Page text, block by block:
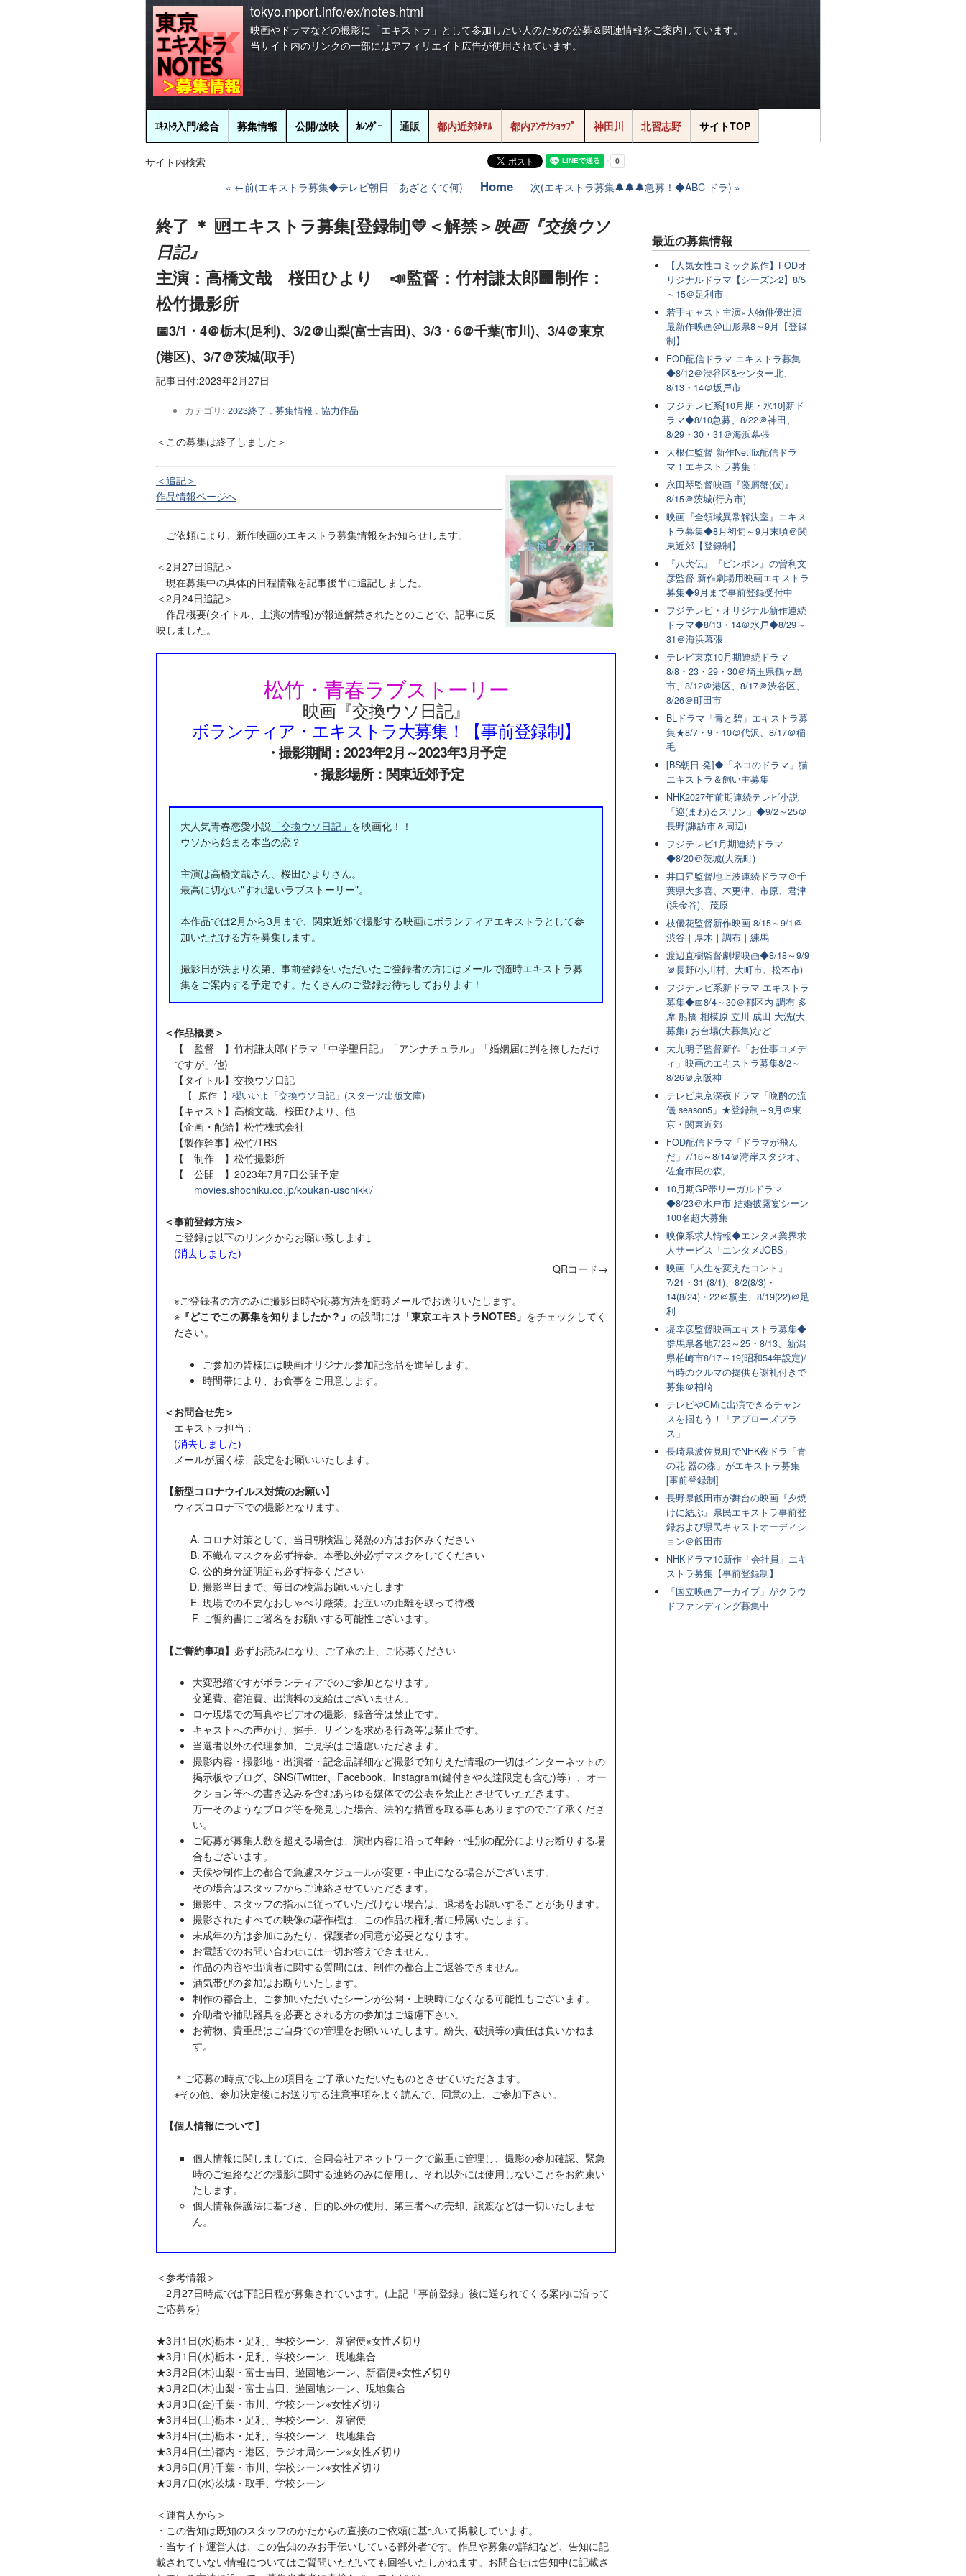
tokyo.mport.info/ex/notes.html
映画やドラマなどの撮影に「エキストラ」として参加したい人のための公募＆関連情報をご案内しています。
当サイト内のリンクの一部にはアフィリエイト広告が使用されています。
ｴｷｽﾄﾗ入門/総合 募集情報 公開/放映 ｶﾚﾝﾀﾞｰ 通販 都内近郊ﾎﾃﾙ 都内ｱﾝﾃﾅｼｮｯﾌﾟ 神田川 北習志野 サイトTOP
サイト内検索
←前(エキストラ募集◆テレビ朝日「あざとくて何)
Home 次(エキストラ募集🔔🔔🔔急募！◆ABC ドラ)
終了 ＊ 🆙エキストラ募集[登録制]💛＜解禁＞映画『交換ウソ
日記』
主演：高橋文哉 桜田ひより 📣監督：竹村謙太郎🏢制作：
松竹撮影所
📅3/1・4＠栃木(足利)、3/2＠山梨(富士吉田)、3/3・6＠千葉(市川)、3/4＠東京
(港区)、3/7＠茨城(取手)
記事日付:2023年2月27日
カテゴリ: 2023終了 , 募集情報 , 協力作品
＜この募集は終了しました＞
＜追記＞
作品情報ページへ
ご依頼により、新作映画のエキストラ募集情報をお知らせします。
＜2月27日追記＞
現在募集中の具体的日程情報を記事後半に追記しました。
＜2月24日追記＞
作品概要(タイトル、主演の情報)が報道解禁されたとのことで、記事に反
映しました。
松竹・青春ラブストーリー
映画『交換ウソ日記』
ボランティア・エキストラ大募集！【事前登録制】
・撮影期間：2023年2月～2023年3月予定
・撮影場所：関東近郊予定
大人気青春恋愛小説 「交換ウソ日記」 を映画化！！
ウソから始まる本当の恋？
主演は高橋文哉さん、桜田ひよりさん。
最高に切ない"すれ違いラブストーリー"。
本作品では2月から3月まで、関東近郊で撮影する映画にボランティアエキストラとして参
加いただける方を募集します。
撮影日が決まり次第、事前登録をいただいたご登録者の方にはメールで随時エキストラ募
集をご案内する予定です。たくさんのご登録お待ちしております！
＜作品概要＞
【 監督 】竹村謙太郎(ドラマ「中学聖日記」「アンナチュラル」「婚姻届に判を捺しただけ
ですが」他)
【タイトル】交換ウソ日記
【 原作 】 櫻いいよ「交換ウソ日記」(スターツ出版文庫)
【キャスト】高橋文哉、桜田ひより、他
【企画・配給】松竹株式会社
【製作幹事】松竹/TBS
【 制作 】松竹撮影所
【 公開 】2023年7月7日公開予定
movies.shochiku.co.jp/koukan-usonikki/
＜事前登録方法＞
ご登録は以下のリンクからお願い致します↓
(消去しました)
QRコード→
※ご登録者の方のみに撮影日時や応募方法を随時メールでお送りいたします。
※ 『どこでこの募集を知りましたか？』 の設問には 「東京エキストラNOTES」 をチェックしてく
ださい。
ご参加の皆様には映画オリジナル参加記念品を進呈します。
時間帯により、お食事をご用意します。
＜お問合せ先＞
エキストラ担当：
(消去しました)
メールが届く様、設定をお願いいたします。
【新型コロナウイルス対策のお願い】
ウィズコロナ下での撮影となります。
コロナ対策として、当日朝検温し発熱の方はお休みください
不織布マスクを必ず持参。本番以外必ずマスクをしてください
公的身分証明証も必ず持参ください
撮影当日まで、毎日の検温お願いいたします
現場での不要なおしゃべり厳禁。お互いの距離を取って待機
ご誓約書にご署名をお願いする可能性ございます。
【ご誓約事項】 必ずお読みになり、ご了承の上、ご応募ください
大変恐縮ですがボランティアでのご参加となります。
交通費、宿泊費、出演料の支給はございません。
ロケ現場での写真やビデオの撮影、録音等は禁止です。
キャストへの声かけ、握手、サインを求める行為等は禁止です。
当選者以外の代理参加、ご見学はご遠慮いただきます。
撮影内容・撮影地・出演者・記念品詳細など撮影で知りえた情報の一切はインターネットの
掲示板やブログ、SNS(Twitter、Facebook、Instagram(鍵付きや友達限定も含む)等）、オー
クション等への書き込みを含むあらゆる媒体での公表を禁止とさせていただきます。
万一そのようなブログ等を発見した場合、法的な措置を取る事もありますのでご了承くださ
い。
ご応募が募集人数を超える場合は、演出内容に沿って年齢・性別の配分によりお断りする場
合もございます。
天候や制作上の都合で急遽スケジュールが変更・中止になる場合がございます。
その場合はスタッフからご連絡させていただきます。
撮影中、スタッフの指示に従っていただけない場合は、退場をお願いすることがあります。
撮影されたすべての映像の著作権は、この作品の権利者に帰属いたします。
未成年の方は参加にあたり、保護者の同意が必要となります。
お電話でのお問い合わせには一切お答えできません。
作品の内容や出演者に関する質問には、制作の都合上ご返答できません。
酒気帯びの参加はお断りいたします。
制作の都合上、ご参加いただいたシーンが公開・上映時になくなる可能性もございます。
介助者や補助器具を必要とされる方の参加はご遠慮下さい。
お荷物、貴重品はご自身での管理をお願いいたします。紛失、破損等の責任は負いかねま
す。
＊ご応募の時点で以上の項目をご了承いただいたものとさせていただきます。
※その他、参加決定後にお送りする注意事項をよく読んで、同意の上、ご参加下さい。
【個人情報について】
個人情報に関しましては、合同会社アネットワークで厳重に管理し、撮影の参加確認、緊急
時のご連絡などの撮影に関する連絡のみに使用し、それ以外には使用しないことをお約束い
たします。
個人情報保護法に基づき、目的以外の使用、第三者への売却、譲渡などは一切いたしませ
ん。
＜参考情報＞
2月27日時点では下記日程が募集されています。(上記「事前登録」後に送られてくる案内に沿って
ご応募を)
★3月1日(水)栃木・足利、学校シーン、新宿便※女性〆切り
★3月1日(水)栃木・足利、学校シーン、現地集合
★3月2日(木)山梨・富士吉田、遊園地シーン、新宿便※女性〆切り
★3月2日(木)山梨・富士吉田、遊園地シーン、現地集合
★3月3日(金)千葉・市川、学校シーン※女性〆切り
★3月4日(土)栃木・足利、学校シーン、新宿便
★3月4日(土)栃木・足利、学校シーン、現地集合
★3月4日(土)都内・港区、ラジオ局シーン※女性〆切り
★3月6日(月)千葉・市川、学校シーン※女性〆切り
★3月7日(水)茨城・取手、学校シーン
＜運営人から＞
・この告知は既知のスタッフのかたからの直接のご依頼に基づいて掲載しています。
・当サイト運営人は、この告知のみお手伝いしている部外者です。作品や募集の詳細など、告知に記
載されていない情報についてはご質問いただいても回答いたしかねます。お問合せは告知中に記載さ
最近の募集情報
【人気女性コミック原作】FODオ
リジナルドラマ【シーズン2】8/5
～15＠足利市
若手キャスト主演×大物俳優出演
最新作映画@山形県8～9月【登録
制】
FOD配信ドラマ エキストラ募集
◆8/12＠渋谷区&センター北、
8/13・14＠坂戸市
フジテレビ系[10月期・水10]新ド
ラマ◆8/10急募、8/22＠神田、
8/29・30・31＠海浜幕張
大根仁監督 新作Netflix配信ドラ
マ！エキストラ募集！
永田琴監督映画『藻屑蟹(仮)』
8/15＠茨城(行方市)
映画『全領域異常解決室』エキス
トラ募集◆8月初旬～9月末頃＠関
東近郊【登録制】
『八犬伝』『ピンポン』の曽利文
彦監督 新作劇場用映画エキストラ
募集◆9月まで事前登録受付中
フジテレビ・オリジナル新作連続
ドラマ◆8/13・14＠水戸◆8/29～
31＠海浜幕張
テレビ東京10月期連続ドラマ
8/8・23・29・30＠埼玉県鶴ヶ島
市、8/12＠港区、8/17＠渋谷区、
8/26＠町田市
BLドラマ「青と碧」エキストラ募
集★8/7・9・10＠代沢、8/17＠稲
毛
[BS朝日 発]◆「ネコのドラマ」猫
エキストラ＆飼い主募集
NHK2027年前期連続テレビ小説
「巡(まわ)るスワン」◆9/2～25＠
長野(諏訪市＆周辺)
フジテレビ1月期連続ドラマ
◆8/20＠茨城(大洗町)
井口昇監督地上波連続ドラマ＠千
葉県大多喜、木更津、市原、君津
(浜金谷)、茂原
枝優花監督新作映画 8/15～9/1＠
渋谷｜厚木｜調布｜練馬
渡辺直樹監督劇場映画◆8/18～9/9
＠長野(小川村、大町市、松本市)
フジテレビ系新ドラマ エキストラ
募集◆📅8/4～30＠都区内 調布 多
摩 船橋 相模原 立川 成田 大洗(大
募集) お台場(大募集)など
大九明子監督新作「お仕事コメデ
ィ」映画のエキストラ募集8/2～
8/26＠京阪神
テレビ東京深夜ドラマ「晩酌の流
儀 season5」★登録制～9月＠東
京・関東近郊
FOD配信ドラマ「ドラマが飛ん
だ」7/16～8/14＠湾岸スタジオ、
佐倉市民の森,
10月期GP帯リーガルドラマ
◆8/23＠水戸市 結婚披露宴シーン
100名超大募集
映像系求人情報◆エンタメ業界求
人サービス「エンタメJOBS」
映画『人生を変えたコント』
7/21・31 (8/1)、8/2(8/3)・
14(8/24)・22＠桐生、8/19(22)＠足
利
堤幸彦監督映画エキストラ募集◆
群馬県各地7/23～25・8/13、新潟
県柏崎市8/17～19(昭和54年設定)/
当時のクルマの提供も謝礼付きで
募集＠柏崎
テレビやCMに出演できるチャン
スを掴もう！「アプローズプラ
ス」
長崎県波佐見町でNHK夜ドラ「青
の花 器の森」がエキストラ募集
[事前登録制]
長野県飯田市が舞台の映画『夕焼
けに結ぶ』県民エキストラ事前登
録および県民キャストオーディシ
ョン＠飯田市
NHKドラマ10新作「会社員」エキ
ストラ募集【事前登録制】
「国立映画アーカイブ」がクラウ
ドファンディング募集中